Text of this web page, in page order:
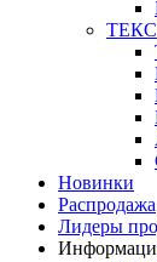
Новинки
Распродажа
Лидеры